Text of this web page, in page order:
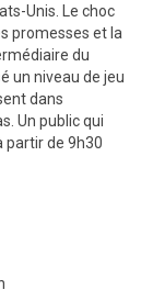
Unis. Le choc
promesses et la
du
un niveau de jeu
dans
Un public qui
partir de 9h30